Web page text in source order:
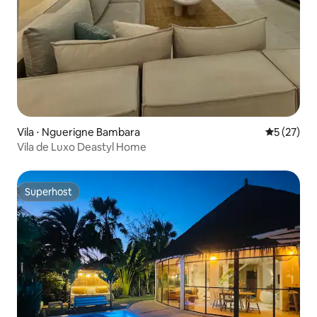
Vila ⋅ Nguerigne Bambara 5 de uma
5 (27)
Vila de Luxo Deastyl Home
Superhost
Superhost